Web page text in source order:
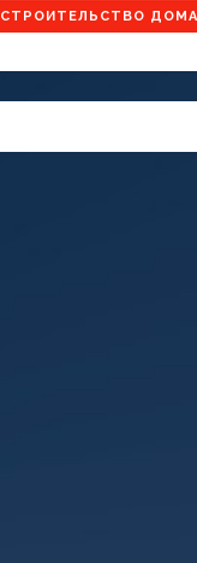
СТРОИТЕЛЬСТВО